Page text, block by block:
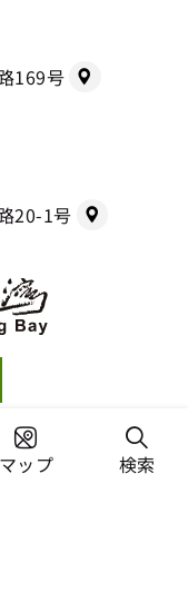
マップ 検索
169号
20-1号
39+、Safari、